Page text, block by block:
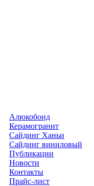
Алюкобонд
Керамогранит
Сайдинг Ханьи
Сайдинг виниловый
Публикации
Новости
Контакты
Прайс-лист